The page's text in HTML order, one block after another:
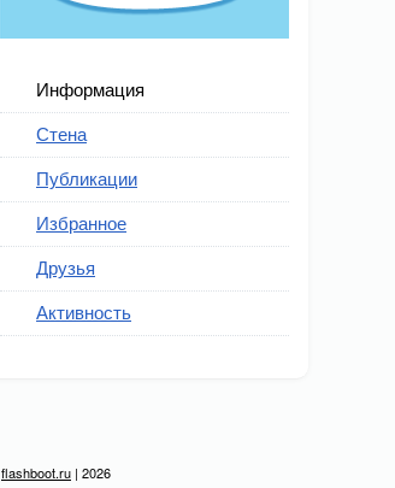
Информация
Стена
Публикации
Избранное
Друзья
Активность
flashboot.ru | 2026